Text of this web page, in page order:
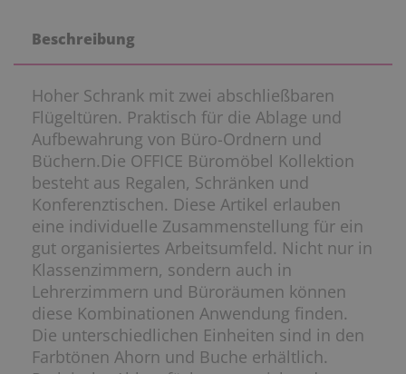
Beschreibung
Hoher Schrank mit zwei abschließbaren
Flügeltüren. Praktisch für die Ablage und
Aufbewahrung von Büro-Ordnern und
Büchern.Die OFFICE Büromöbel Kollektion
besteht aus Regalen, Schränken und
Konferenztischen. Diese Artikel erlauben
eine individuelle Zusammenstellung für ein
gut organisiertes Arbeitsumfeld. Nicht nur in
Klassenzimmern, sondern auch in
Lehrerzimmern und Büroräumen können
diese Kombinationen Anwendung finden.
Die unterschiedlichen Einheiten sind in den
Farbtönen Ahorn und Buche erhältlich.